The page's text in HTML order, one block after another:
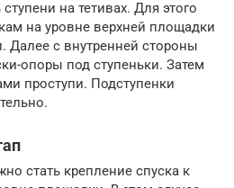
на тетивах. Для этого
на уровне верхней площадки
Далее с внутренней стороны
опоры под ступеньки. Затем
проступи. Подступенки
стать крепление спуска к